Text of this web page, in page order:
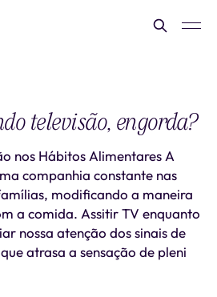
televisão, engorda?
nos Hábitos Alimentares A
companhia constante nas
modificando a maneira
a comida. Assitir TV enquanto
nossa atenção dos sinais de
atrasa a sensação de pleni